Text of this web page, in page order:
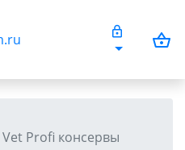
Profi консервы